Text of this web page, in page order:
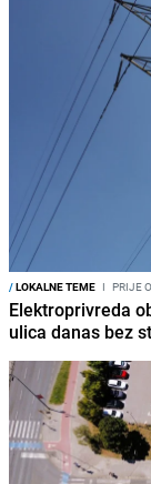
/LOKALNE TEME I PRIJE
Elektroprivreda
ulica danas bez